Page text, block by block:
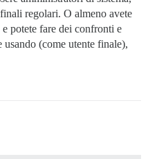
regolari. O almeno avete
potete fare dei confronti e
(come utente finale),